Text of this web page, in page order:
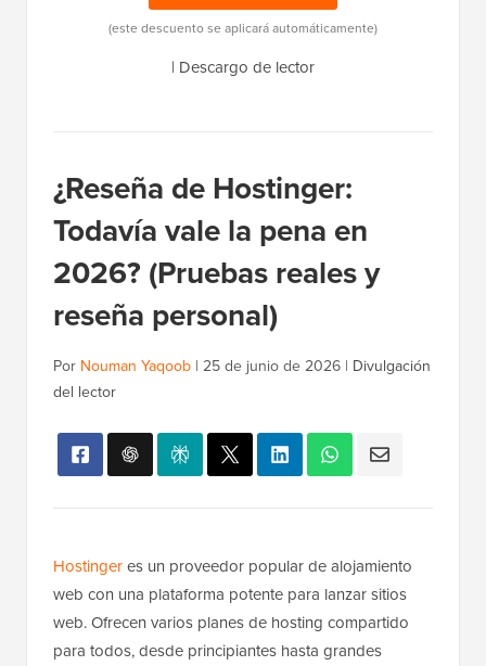
(este descuento se aplicará automáticamente)
| Descargo de lector
¿Reseña de Hostinger:
Todavía vale la pena en
2026? (Pruebas reales y
reseña personal)
Por Nouman Yaqoob | 25 de junio de 2026 | Divulgación
del lector
Hostingeres un proveedor popular de alojamiento
web con una plataforma potente para lanzar sitios
web. Ofrecen varios planes de hosting compartido
para todos, desde principiantes hasta grandes